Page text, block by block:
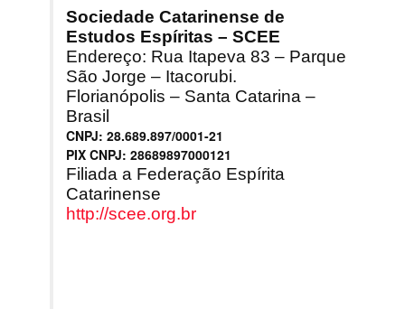
Sociedade Catarinense de
Estudos Espíritas – SCEE
Endereço: Rua Itapeva 83 – Parque
São Jorge – Itacorubi.
Florianópolis – Santa Catarina –
Brasil
CNPJ: 28.689.897/0001-21
PIX CNPJ: 28689897000121
Filiada a Federação Espírita
Catarinense
http://scee.org.br